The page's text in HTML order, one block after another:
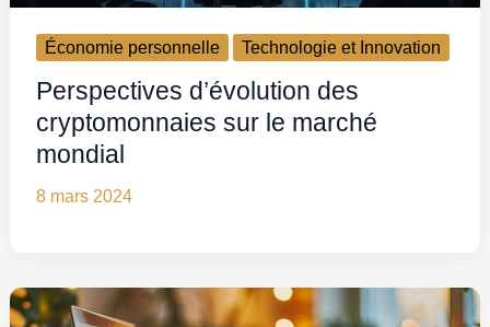
Économie personnelle Technologie et Innovation
Perspectives d’évolution des
cryptomonnaies sur le marché
mondial
8 mars 2024